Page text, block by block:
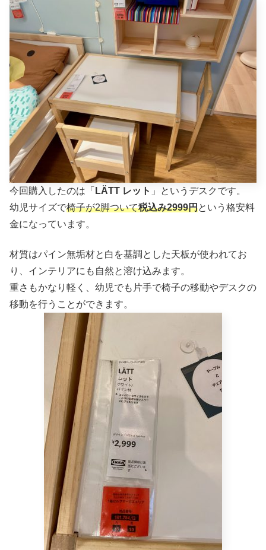
今回購入したのは「 LÄTT レット 」というデスクです。
幼児サイズで椅子が2脚ついて税込み2999円という格安料
金になっています。
材質はパイン無垢材と白を基調とした天板が使われてお
り、インテリアにも自然と溶け込みます。
重さもかなり軽く、幼児でも片手で椅子の移動やデスクの
移動を行うことができます。